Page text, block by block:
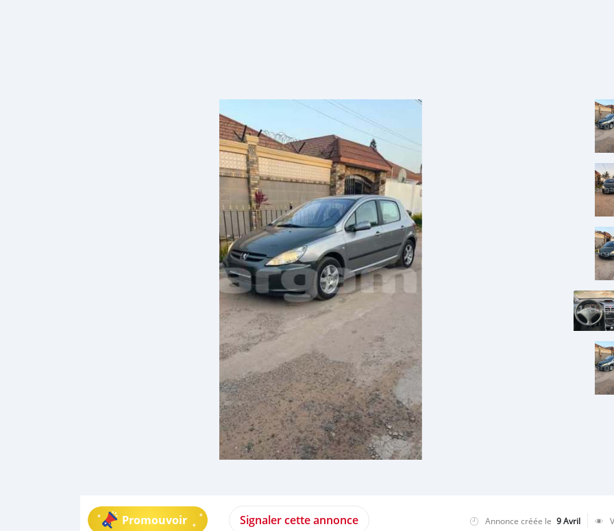
Promouvoir Signaler cette annonce Annonce créée le 9 Avril